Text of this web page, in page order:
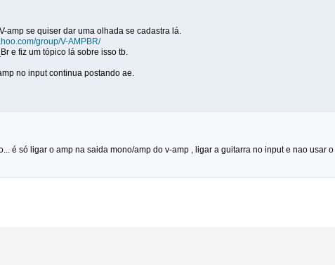
amp se quiser dar uma olhada se cadastra lá.
group/V-AMPBR/
e fiz um tópico lá sobre isso tb.
no input continua postando ae.
é só ligar o amp na saida mono/amp do v-amp , ligar a guitarra no input e nao usar